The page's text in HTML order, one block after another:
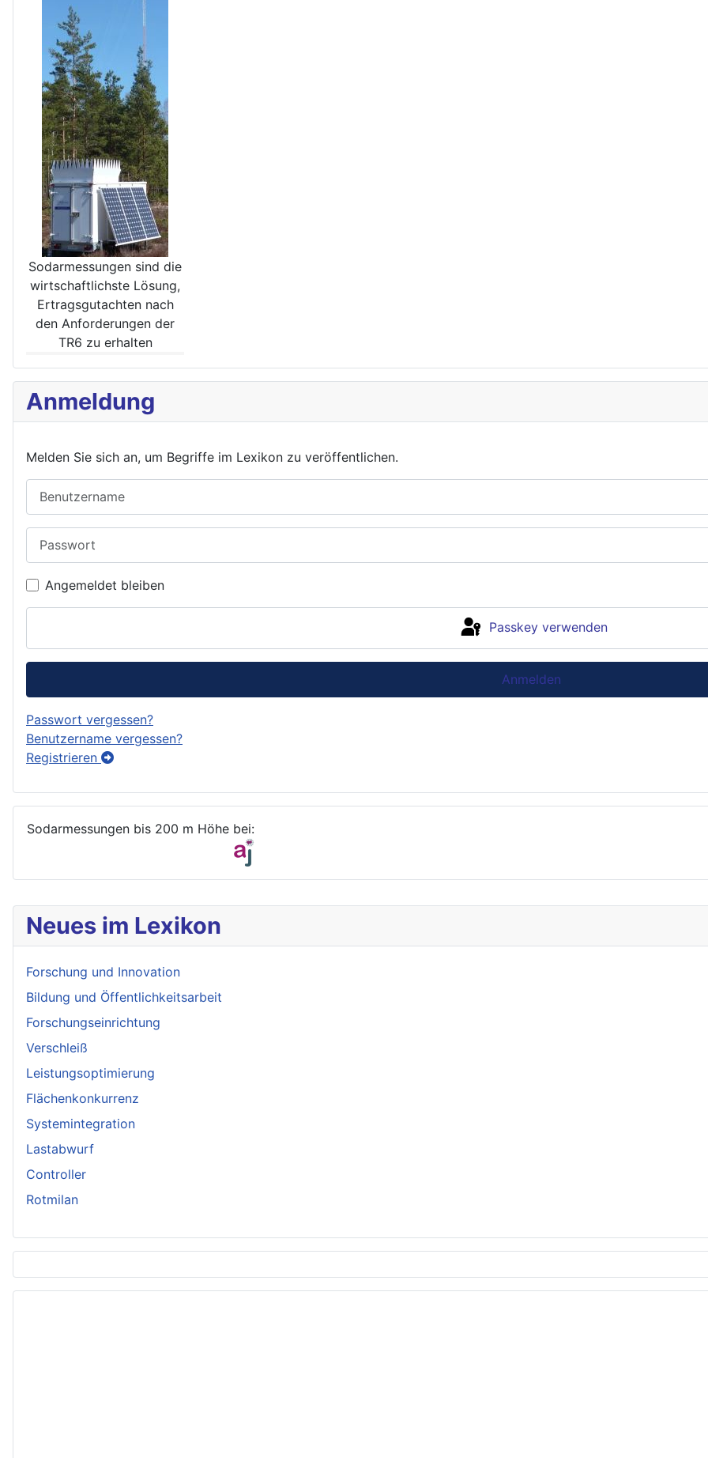
Neues im Lexikon
Forschung und Innovation
Bildung und Öffentlichkeitsarbeit
Forschungseinrichtung
Verschleiß
Leistungsoptimierung
Flächenkonkurrenz
Systemintegration
Lastabwurf
Controller
Rotmilan
Sodarmessungen sind die
wirt­schaftlichste Lösung,
Ertrags­gutachten nach
den Anforde­rungen der
TR6 zu erhalten
Anmeldung
Melden Sie sich an, um Begriffe im Lexikon zu veröffentlichen.
Angemeldet bleiben
Passkey verwenden
Anmelden
Passwort vergessen?
Benutzername vergessen?
Registrieren
Sodarmessungen bis 200 m Höhe bei: